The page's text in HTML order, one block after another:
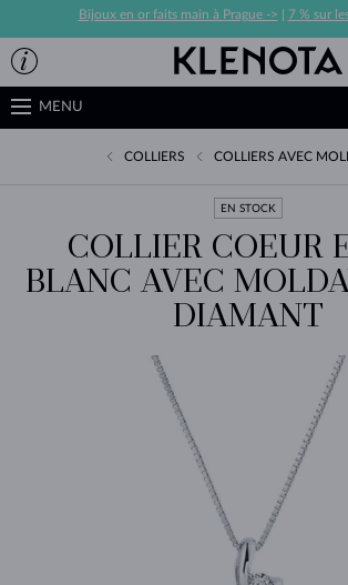
Bijoux en or faits main à Prague -> 7 % sur
MENU
COLLIERS COLLIERS AVEC
EN STOCK
COLLIER COEUR
BLANC AVEC
DIAMANT